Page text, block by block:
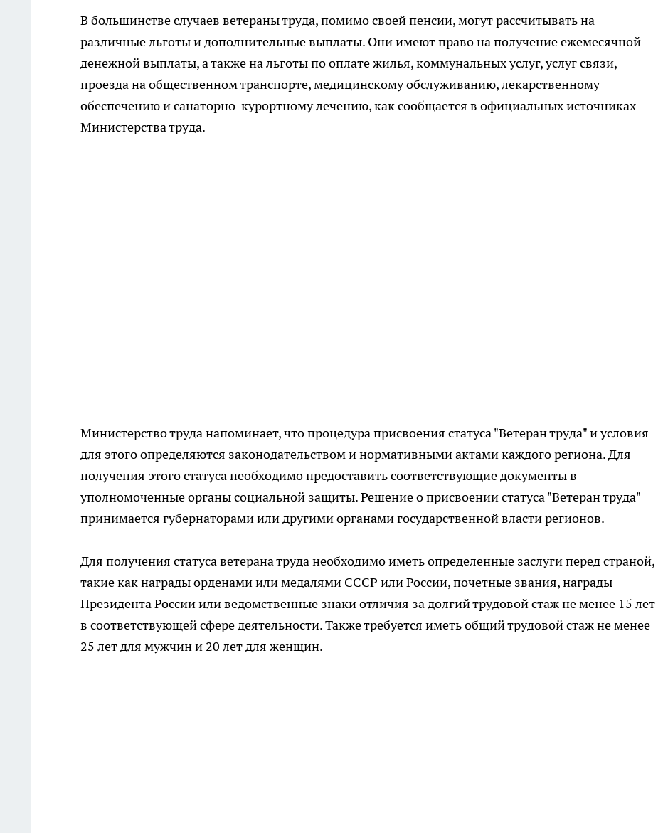
В большинстве случаев ветераны труда, помимо своей пенсии, могут рассчитывать на
различные льготы и дополнительные выплаты. Они имеют право на получение ежемесячной
денежной выплаты, а также на льготы по оплате жилья, коммунальных услуг, услуг связи,
проезда на общественном транспорте, медицинскому обслуживанию, лекарственному
обеспечению и санаторно-курортному лечению, как сообщается в официальных источниках
Министерства труда.
Министерство труда напоминает, что процедура присвоения статуса "Ветеран труда" и условия
для этого определяются законодательством и нормативными актами каждого региона. Для
получения этого статуса необходимо предоставить соответствующие документы в
уполномоченные органы социальной защиты. Решение о присвоении статуса "Ветеран труда"
принимается губернаторами или другими органами государственной власти регионов.
Для получения статуса ветерана труда необходимо иметь определенные заслуги перед страной,
такие как награды орденами или медалями СССР или России, почетные звания, награды
Президента России или ведомственные знаки отличия за долгий трудовой стаж не менее 15 лет
в соответствующей сфере деятельности. Также требуется иметь общий трудовой стаж не менее
25 лет для мужчин и 20 лет для женщин.